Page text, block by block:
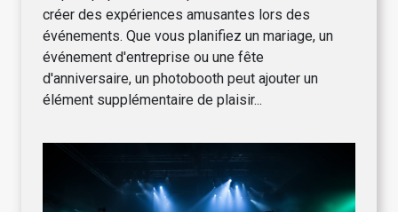
créer des expériences amusantes lors des
événements. Que vous planifiez un mariage, un
événement d'entreprise ou une fête
d'anniversaire, un photobooth peut ajouter un
élément supplémentaire de plaisir...